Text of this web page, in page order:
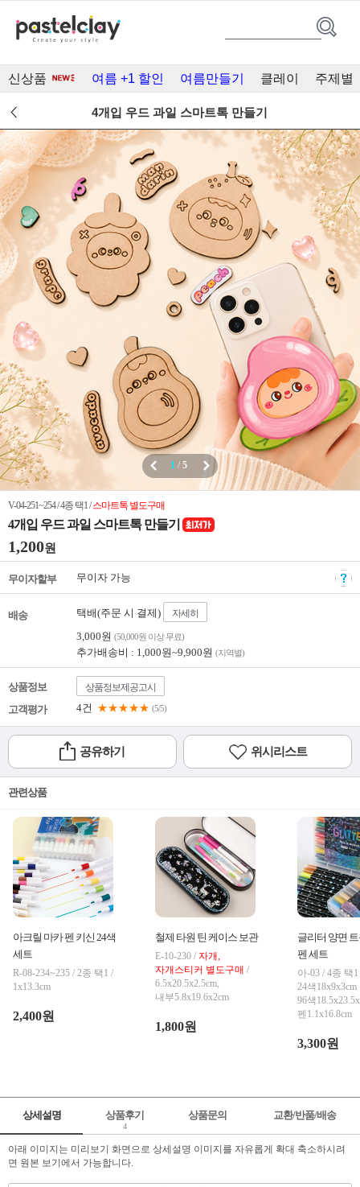
신상품 여름 +1 할인 여름만들기 클레이 주제별
4개입 우드 과일 스마트톡 만들기
1 / 5
V-04-251~254 / 4종 택1 /스마트톡 별도구매
4개입 우드 과일 스마트톡 만들기
1,200원
무이자할부 무이자 가능
배송 택배(주문 시 결제) 자세히
3,000원 (50,000원 이상 무료)
추가배송비 : 1,000원~9,900원 (지역별)
상품정보 상품정보제공고시
고객평가 4건 ★★★★★ (5/5)
공유하기 위시리스트
관련상품
아크릴 마카 펜 키신 24색 36색
세트
R-08-234~235 / 2종 택1 /
1x13.3cm
2,400원
철제 타원 틴 케이스 보관함
E-10-230 / 자개,
자개스티커 별도구매 /
6.5x20.5x2.5cm,
내부5.8x19.6x2cm
1,800원
글리터 양면
펜 세트
아-03 / 4종 택1
24색18x9x3cm
96색
펜1.1x16.8cm
3,300원
상세설명 상품후기
4
상품문의 교환/반품/배송
아래 이미지는 미리보기 화면으로 상세설명 이미지를 자유롭게 확대 축소하시려
면 원본 보기에서 가능합니다.